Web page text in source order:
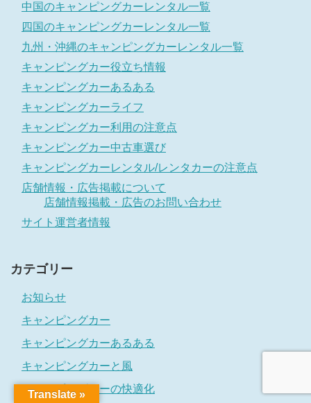
中国のキャンピングカーレンタル一覧
四国のキャンピングカーレンタル一覧
九州・沖縄のキャンピングカーレンタル一覧
キャンピングカー役立ち情報
キャンピングカーあるある
キャンピングカーライフ
キャンピングカー利用の注意点
キャンピングカー中古車選び
キャンピングカーレンタル/レンタカーの注意点
店舗情報・広告掲載について
店舗情報掲載・広告のお問い合わせ
サイト運営者情報
カテゴリー
お知らせ
キャンピングカー
キャンピングカーあるある
キャンピングカーと風
キャンピングカーの快適化
Translate »